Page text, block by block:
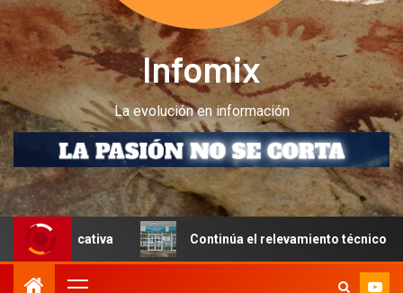
Infomix
La evolución en información
Continúa el relevamiento técnico en Perito Moreno junto